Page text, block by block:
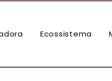
Ecossistema